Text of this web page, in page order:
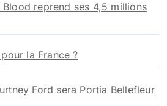
reprend ses 4,5 millions
la France ?
Ford sera Portia Bellefleur